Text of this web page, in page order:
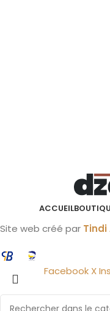
ACCUEIL
Site web créé par Tindi
Facebook X